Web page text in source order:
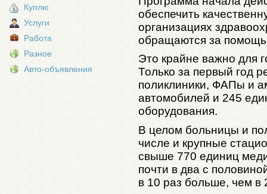
Куплю
Услуги
Работа
Разное
Авто-объявления
обеспечить
организациях
обращаются за
Это крайне важно для
Только за первый год
поликлиники, ФАПы и
автомобилей и 245
оборудования.
В целом больницы и
числе и крупные
свыше 770 единиц
почти в два с
в 10 раз больше, чем в